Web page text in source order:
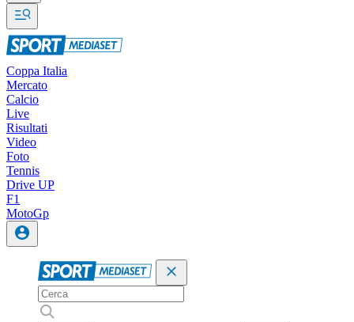
Coppa Italia
Mercato
Calcio
Live
Risultati
Video
Foto
Tennis
Drive UP
F1
MotoGp